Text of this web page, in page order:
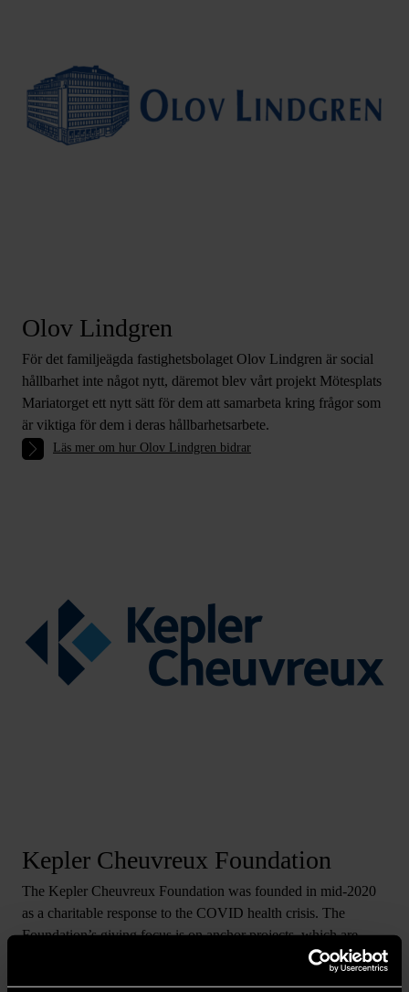
Olov Lindgren
För det familjeägda fastighetsbolaget Olov Lindgren är social
hållbarhet inte något nytt, däremot blev vårt projekt Mötesplats
Mariatorget ett nytt sätt för dem att samarbeta kring frågor som
är viktiga för dem i deras hållbarhetsarbete.
Läs mer om hur Olov Lindgren bidrar
Kepler Cheuvreux Foundation
The Kepler Cheuvreux Foundation was founded in mid-2020
as a charitable response to the COVID health crisis. The
Foundation’s giving focus is on anchor projects, which are
engaged in the nurturing, protection & education of young